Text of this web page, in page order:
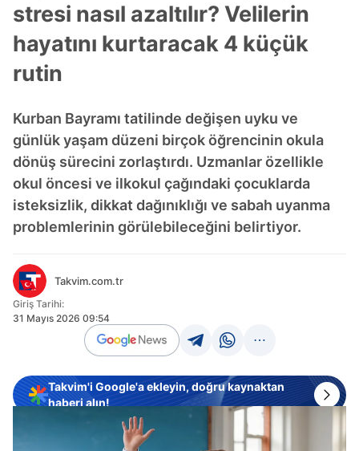
stresi nasıl azaltılır? Velilerin
hayatını kurtaracak 4 küçük
rutin
Kurban Bayramı tatilinde değişen uyku ve
günlük yaşam düzeni birçok öğrencinin okula
dönüş sürecini zorlaştırdı. Uzmanlar özellikle
okul öncesi ve ilkokul çağındaki çocuklarda
isteksizlik, dikkat dağınıklığı ve sabah uyanma
problemlerinin görülebileceğini belirtiyor.
Takvim.com.tr
Giriş Tarihi:
31 Mayıs 2026 09:54
Takvim'i Google'a ekleyin, doğru kaynaktan
haberi alın!